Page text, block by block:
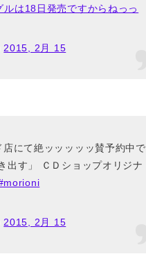
ルは18日発売ですからねっっ
2015, 2月 15
にて絶ッッッッッ賛予約中で
出す」 ＣＤショップオリジナ
2015, 2月 15